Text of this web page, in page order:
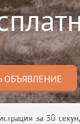
ОБЪЯВЛЕНИЕ
за 30